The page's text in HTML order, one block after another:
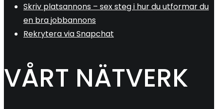
Skriv platsannons – sex steg i hur du utformar du
en bra jobbannons
Rekrytera via Snapchat
VÅRT NÄTVERK